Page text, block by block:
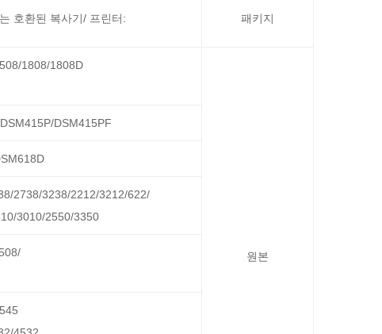
호환된 복사기/ 프린터: 패키지
1808/1808D
원본
DSM415PF
2738/3238/2212/3212/622/
3010/2550/3350